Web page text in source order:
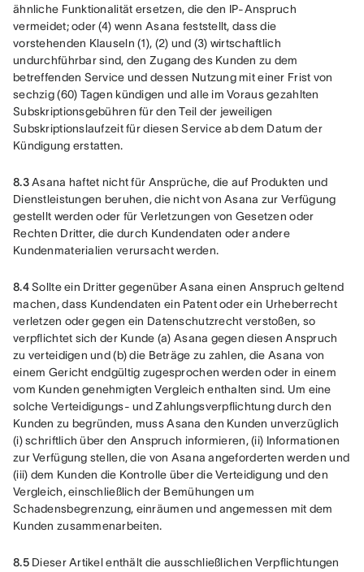
ähnliche Funktionalität ersetzen, die den IP-Anspruch
vermeidet; oder (4) wenn Asana feststellt, dass die
vorstehenden Klauseln (1), (2) und (3) wirtschaftlich
undurchführbar sind, den Zugang des Kunden zu dem
betreffenden Service und dessen Nutzung mit einer Frist von
sechzig (60) Tagen kündigen und alle im Voraus gezahlten
Subskriptionsgebühren für den Teil der jeweiligen
Subskriptionslaufzeit für diesen Service ab dem Datum der
Kündigung erstatten.
8.3 Asana haftet nicht für Ansprüche, die auf Produkten und
Dienstleistungen beruhen, die nicht von Asana zur Verfügung
gestellt werden oder für Verletzungen von Gesetzen oder
Rechten Dritter, die durch Kundendaten oder andere
Kundenmaterialien verursacht werden.
8.4 Sollte ein Dritter gegenüber Asana einen Anspruch geltend
machen, dass Kundendaten ein Patent oder ein Urheberrecht
verletzen oder gegen ein Datenschutzrecht verstoßen, so
verpflichtet sich der Kunde (a) Asana gegen diesen Anspruch
zu verteidigen und (b) die Beträge zu zahlen, die Asana von
einem Gericht endgültig zugesprochen werden oder in einem
vom Kunden genehmigten Vergleich enthalten sind. Um eine
solche Verteidigungs- und Zahlungsverpflichtung durch den
Kunden zu begründen, muss Asana den Kunden unverzüglich
(i) schriftlich über den Anspruch informieren, (ii) Informationen
zur Verfügung stellen, die von Asana angeforderten werden und
(iii) dem Kunden die Kontrolle über die Verteidigung und den
Vergleich, einschließlich der Bemühungen um
Schadensbegrenzung, einräumen und angemessen mit dem
Kunden zusammenarbeiten.
8.5 Dieser Artikel enthält die ausschließlichen Verpflichtungen